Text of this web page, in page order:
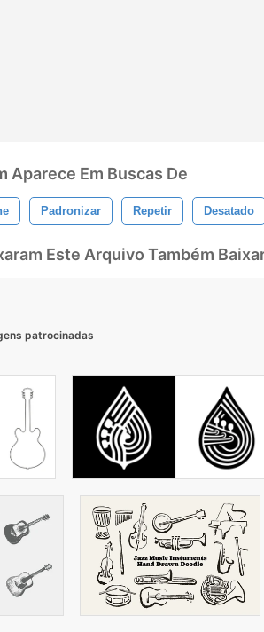
Aparece Em Buscas De
Padronizar Repetir Desatado
Este Arquivo Também
patrocinadas